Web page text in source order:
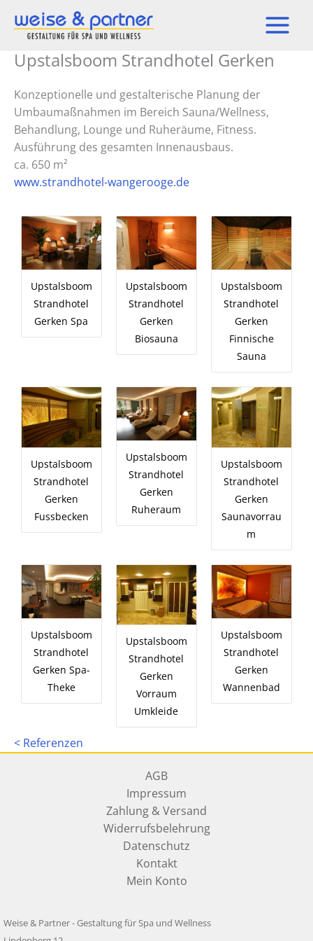
Inhalt
springen
Upstalsboom Strandhotel Gerken
Konzeptionelle und gestalterische Planung der
Umbaumaßnahmen im Bereich Sauna/Wellness,
Behandlung, Lounge und Ruheräume, Fitness.
Ausführung des gesamten Innenausbaus.
ca. 650 m²
www.strandhotel-wangerooge.de
Upstalsboom
Strandhotel
Gerken Spa
Upstalsboom
Strandhotel
Gerken
Biosauna
Upstalsboom
Strandhotel
Gerken
Finnische
Sauna
Upstalsboom
Strandhotel
Gerken
Fussbecken
Upstalsboom
Strandhotel
Gerken
Ruheraum
Upstalsboom
Strandhotel
Gerken
Saunavorrau
m
Upstalsboom
Strandhotel
Gerken Spa-
Theke
Upstalsboom
Strandhotel
Gerken
Vorraum
Umkleide
Upstalsboom
Strandhotel
Gerken
Wannenbad
< Referenzen
AGB
Impressum
Zahlung & Versand
Widerrufsbelehrung
Datenschutz
Kontakt
Mein Konto
Weise & Partner - Gestaltung für Spa und Wellness